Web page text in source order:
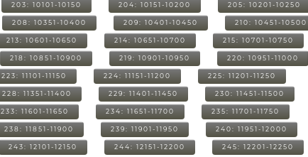
203: 10101-10150 204: 10151-10200 205: 10201-10250
208: 10351-10400 209: 10401-10450 210: 10451-10500
213: 10601-10650 214: 10651-10700 215: 10701-10750
218: 10851-10900 219: 10901-10950 220: 10951-11000
223: 11101-11150 224: 11151-11200 225: 11201-11250
228: 11351-11400 229: 11401-11450 230: 11451-11500
233: 11601-11650 234: 11651-11700 235: 11701-11750
238: 11851-11900 239: 11901-11950 240: 11951-12000
243: 12101-12150 244: 12151-12200 245: 12201-12250